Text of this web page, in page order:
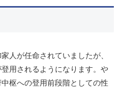
人が任命されていましたが、
用されるようになります。や
枢への登用前段階としての性